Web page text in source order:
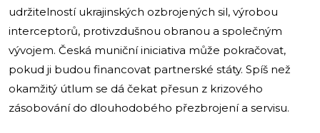
udržitelností ukrajinských ozbrojených sil, výrobou
interceptorů, protivzdušnou obranou a společným
vývojem. Česká muniční iniciativa může pokračovat,
pokud ji budou financovat partnerské státy. Spíš než
okamžitý útlum se dá čekat přesun z krizového
zásobování do dlouhodobého přezbrojení a servisu.